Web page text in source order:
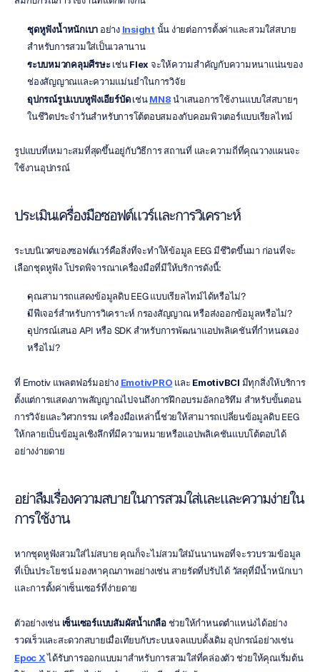
ชุดหูฟังน้ำหนักเบา อย่าง Insight นั้น ง่ายต่อการตั้งค่าและสวมใส่สบาย
สำหรับการสวมใส่เป็นเวลานาน
ระบบหมวกคลุมศีรษะ เช่น Flex จะให้ความสำคัญกับความหนาแน่นของ
ช่องสัญญาณและความแม่นยำในการวิจัย
อุปกรณ์รูปแบบหูฟังเอียร์บัด เช่น MN8 นำเสนอการใช้งานแบบใส่สบายๆ
ในชีวิตประจำวันสำหรับการโต้ตอบสมองกับคอมพิวเตอร์แบบเรียลไทม์
รูปแบบที่เหมาะสมที่สุดขึ้นอยู่กับวิธีการ สถานที่ และความถี่ที่คุณวางแผนจะ
ใช้งานอุปกรณ์
ประเมินเครื่องมือซอฟต์แวร์และการวิเคราะห์
ระบบนิเวศของซอฟต์แวร์คือสิ่งที่จะทำให้ข้อมูล EEG มีชีวิตขึ้นมา ก่อนที่จะ
เลือกชุดหูฟัง โปรดพิจารณาเครื่องมือที่มีให้บริการดังนี้:
คุณสามารถแสดงข้อมูลดิบ EEG แบบเรียลไทม์ได้หรือไม่?
มีฟีเจอร์สำหรับการวิเคราะห์ กรองสัญญาณ หรือส่งออกข้อมูลหรือไม่?
อุปกรณ์เสนอ API หรือ SDK สำหรับการพัฒนาแอปพลิเคชันที่กำหนดเอง
หรือไม่?
ที่ Emotiv แพลตฟอร์มอย่าง EmotivPRO และ EmotivBCI มีทุกสิ่งให้บริการ
ตั้งแต่การแสดงภาพสัญญาณไปจนถึงการฝึกอบรมอัลกอริทึม สำหรับขั้นตอน
การวิจัยและวิศวกรรม เครื่องมือเหล่านี้ช่วยให้สามารถเปลี่ยนข้อมูลดิบ EEG
ให้กลายเป็นข้อมูลเชิงลึกที่มีความหมายหรือแอปพลิเคชันแบบโต้ตอบได้
อย่างง่ายดาย
อย่าลืมเรื่องความสบายในการสวมใส่และและความง่ายใน
การใช้งาน
หากชุดหูฟังสวมใส่ไม่สบาย คุณก็จะไม่สวมใส่มันนานพอที่จะรวบรวมข้อมูล
ที่เป็นประโยชน์ มองหาคุณภาพอย่างเช่น สายรัดที่ปรับได้ วัสดุที่มีน้ำหนักเบา
และการตั้งค่าเซ็นเซอร์ที่ง่ายดาย
ตัวอย่างเช่น เซ็นเซอร์แบบสัมผัสน้ำเกลือ ช่วยให้กำหนดตำแหน่งได้อย่าง
รวดเร็วและสะดวกสบายเมื่อเทียบกับระบบเจลแบบดั้งเดิม อุปกรณ์อย่างเช่น
Epoc X ได้รับการออกแบบมาสำหรับการสวมใส่ที่คล่องตัว ช่วยให้คุณเริ่มต้น